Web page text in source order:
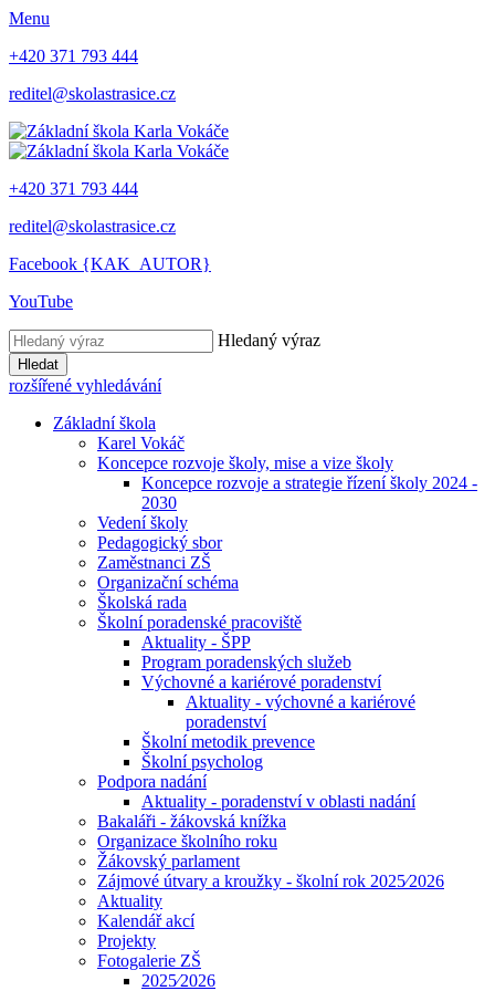
Menu
+420 371 793 444
reditel@skolastrasice.cz
+420 371 793 444
reditel@skolastrasice.cz
Facebook {KAK_AUTOR}
YouTube
Hledaný výraz
Hledat
rozšířené vyhledávání
Základní škola
Karel Vokáč
Koncepce rozvoje školy, mise a vize školy
Koncepce rozvoje a strategie řízení školy 2024 -
2030
Vedení školy
Pedagogický sbor
Zaměstnanci ZŠ
Organizační schéma
Školská rada
Školní poradenské pracoviště
Aktuality - ŠPP
Program poradenských služeb
Výchovné a kariérové poradenství
Aktuality - výchovné a kariérové
poradenství
Školní metodik prevence
Školní psycholog
Podpora nadání
Aktuality - poradenství v oblasti nadání
Bakaláři - žákovská knížka
Organizace školního roku
Žákovský parlament
Zájmové útvary a kroužky - školní rok 2025⁄2026
Aktuality
Kalendář akcí
Projekty
Fotogalerie ZŠ
2025⁄2026